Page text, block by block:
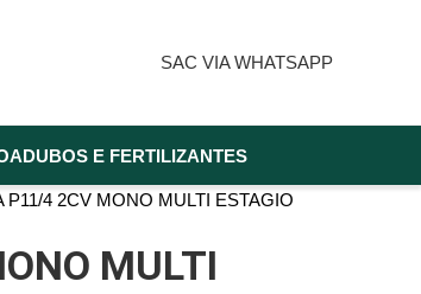
SAC VIA WHATSAPP
ADUBOS E FERTILIZANTES
P11/4 2CV MONO MULTI ESTAGIO
MULTI